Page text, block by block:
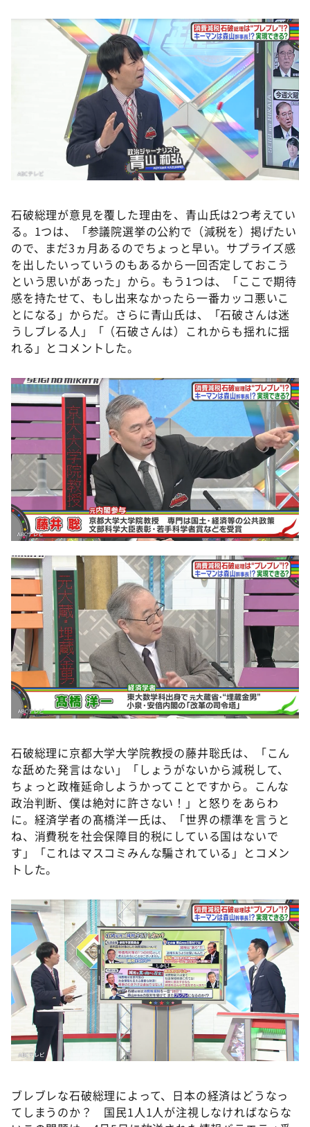
石破総理が意見を覆した理由を、青山氏は2つ考えてい
る。1つは、「参議院選挙の公約で（減税を）掲げたい
ので、まだ3ヵ月あるのでちょっと早い。サプライズ感
を出したいっていうのもあるから一回否定しておこう
という思いがあった」から。もう1つは、「ここで期待
感を持たせて、もし出来なかったら一番カッコ悪いこ
とになる」からだ。さらに青山氏は、「石破さんは迷
うしブレる人」「（石破さんは）これからも揺れに揺
れる」とコメントした。
石破総理に京都大学大学院教授の藤井聡氏は、「こん
な舐めた発言はない」「しょうがないから減税して、
ちょっと政権延命しようかってことですから。こんな
政治判断、僕は絶対に許さない！」と怒りをあらわ
に。経済学者の髙橋洋一氏は、「世界の標準を言うと
ね、消費税を社会保障目的税にしている国はないで
す」「これはマスコミみんな騙されている」とコメン
トした。
ブレブレな石破総理によって、日本の経済はどうなっ
てしまうのか？ 国民1人1人が注視しなければならな